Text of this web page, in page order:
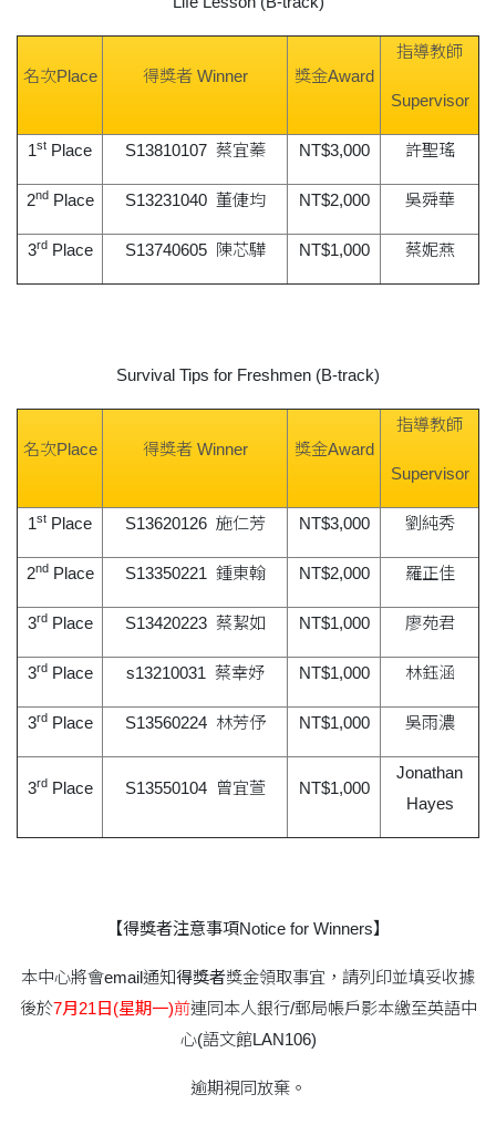
名次Place 得獎者 Winner 獎金Award
指導教師
Supervisor
1st Place S13810107 蔡宜蓁 NT$3,000 許聖瑤
2ndPlace S13231040 董倢均 NT$2,000 吳舜華
3rdPlace S13740605 陳芯驊 NT$1,000 蔡妮燕
Survival Tips for Freshmen (B-track)
名次Place 得獎者 Winner 獎金Award
指導教師
Supervisor
1st Place S13620126 施仁芳 NT$3,000 劉純秀
2ndPlace S13350221 鍾東翰 NT$2,000 羅正佳
3rdPlace S13420223 蔡絜如 NT$1,000 廖苑君
3rdPlace s13210031 蔡幸妤 NT$1,000 林鈺涵
3rdPlace S13560224 林芳伃 NT$1,000 吳雨濃
3rdPlace S13550104 曾宜萱 NT$1,000
Jonathan
Hayes
【得獎者注意事項Notice for Winners】
本中心將會email通知得獎者獎金領取事宜，請列印並填妥收據
後於7月 21 日 (星期一)前連同本人銀行/郵局帳戶影本繳至英語中
心(語文館LAN106)
逾期視同放棄。